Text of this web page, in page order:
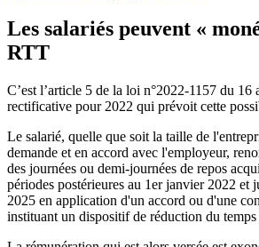
Les salariés peuvent «
RTT
C’est l’article 5 de la loi n°2022-1157 du 16
rectificative pour 2022 qui prévoit cette
Le salarié, quelle que soit la taille de
demande et en accord avec l'employeur,
des journées ou demi-journées de repos
périodes postérieures au 1er janvier 2022 et
2025 en application d'un accord ou d'une
instituant un dispositif de réduction du